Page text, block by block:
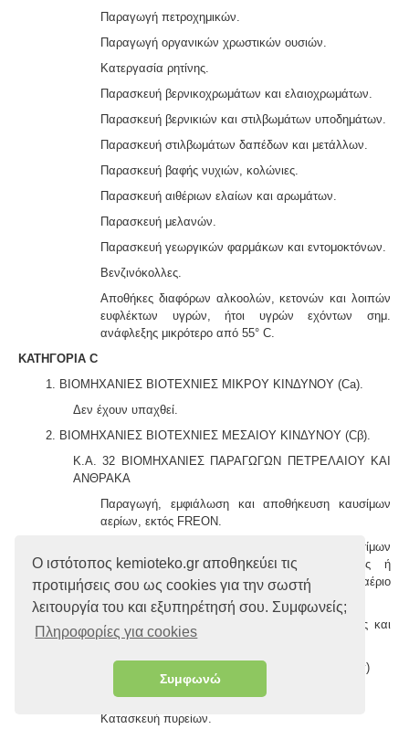
Ο ιστότοπος kemioteko.gr αποθηκεύει τις
προτιμήσεις σου ως cookies για την σωστή
λειτουργία του και εξυπηρέτησή σου. Συμφωνείς;
Πληροφορίες για cookies
Συμφωνώ
Παραγωγή πετροχημικών.
Παραγωγή οργανικών χρωστικών ουσιών.
Κατεργασία ρητίνης.
Παρασκευή βερνικοχρωμάτων και ελαιοχρωμάτων.
Παρασκευή βερνικιών και στιλβωμάτων υποδημάτων.
Παρασκευή στιλβωμάτων δαπέδων και μετάλλων.
Παρασκευή βαφής νυχιών, κολώνιες.
Παρασκευή αιθέριων ελαίων και αρωμάτων.
Παρασκευή μελανών.
Παρασκευή γεωργικών φαρμάκων και εντομοκτόνων.
Βενζινόκολλες.
Αποθήκες διαφόρων αλκοολών, κετονών και λοιπών
ευφλέκτων υγρών, ήτοι υγρών εχόντων σημ.
ανάφλεξης μικρότερο από 55° C.
ΚΑΤΗΓΟΡΙΑ C
1. ΒΙΟΜΗΧΑΝΙΕΣ ΒΙΟΤΕΧΝΙΕΣ ΜΙΚΡΟΥ ΚΙΝΔΥΝΟΥ (Ca).
Δεν έχουν υπαχθεί.
2. ΒΙΟΜΗΧΑΝΙΕΣ ΒΙΟΤΕΧΝΙΕΣ ΜΕΣΑΙΟΥ ΚΙΝΔΥΝΟΥ (Cβ).
Κ.Α. 32 ΒΙΟΜΗΧΑΝΙΕΣ ΠΑΡΑΓΩΓΩΝ ΠΕΤΡΕΛΑΙΟΥ ΚΑΙ
ΑΝΘΡΑΚΑ
Παραγωγή, εμφιάλωση και αποθήκευση καυσίμων
αερίων, εκτός FRΕON.
Φιάλες ή συστοιχίες φιαλών αερίων καυσίμων
εγκατεστημένες προς χρήση σε βιομηχανίες ή
βιοτεχνίες συνολικής χωρητικότητας σε αέριο
περισσότερο από 150 χιλ/μα.
Βιολογικοί καθαρισμοί με παραγωγή ηλεκτρικής και
θερμικής ενέργειας από το παραγόμενο βιοαέριο.
3. ΒΙΟΜΗΧΑΝΙΕΣ ΒΙΟΤΕΧΝΙΕΣ ΜΕΓΑΛΟΥ ΚΙΝΔΥΝΟΥ (Cγ)
Κ.Α. 31 ΧΗΜΙΚΕΣ
Κατασκευή πυρείων.